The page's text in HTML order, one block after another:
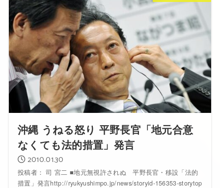
沖縄 うねる怒り 平野長官「地元合意
なくても法的措置」発言
2010.01.30
投稿者： 司 宮二 ■地元無視許されぬ 平野長官・移設「法的
措置」発言http://ryukyushimpo.jp/news/storyid-156353-storytop